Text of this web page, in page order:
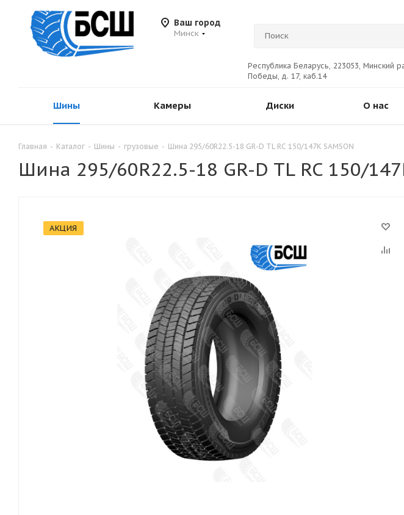
Ваш город
Минск
Республика Беларусь, 223053, Минский
Победы, д. 17, каб.14
Шины Камеры Диски О нас
Главная - Каталог - Шины - грузовые - Шина 295/60R22.5-18 GR-D TL RC 150/147K SAMSON
Шина 295/60R22.5-18 GR-D TL RC 150/
АКЦИЯ